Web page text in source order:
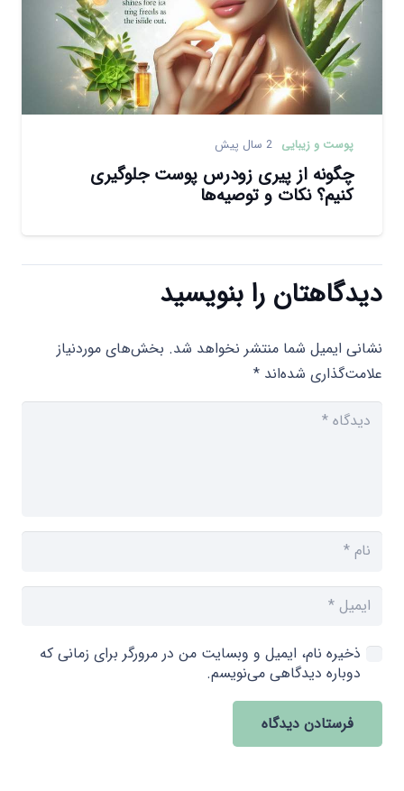
پوست و زیبایی 2 سال پیش
چگونه از پیری زودرس پوست جلوگیری
کنیم؟ نکات و توصیه‌ها
دیدگاهتان را بنویسید
نشانی ایمیل شما منتشر نخواهد شد. بخش‌های موردنیاز
علامت‌گذاری شده‌اند *
ذخیره نام، ایمیل و وبسایت من در مرورگر برای زمانی که
دوباره دیدگاهی می‌نویسم.
فرستادن دیدگاه